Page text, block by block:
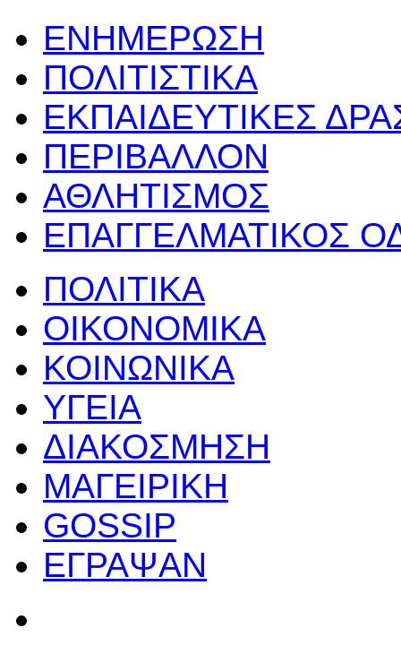
ΕΝΗΜΕΡΩΣΗ
ΠΟΛΙΤΙΣΤΙΚΑ
ΕΚΠΑΙΔΕΥΤΙΚΕΣ
ΠΕΡΙΒΑΛΛΟΝ
ΑΘΛΗΤΙΣΜΟΣ
ΕΠΑΓΓΕΛΜΑΤΙΚΟΣ
ΠΟΛΙΤΙΚΑ
ΟΙΚΟΝΟΜΙΚΑ
ΚΟΙΝΩΝΙΚΑ
ΥΓΕΙΑ
ΔΙΑΚΟΣΜΗΣΗ
ΜΑΓΕΙΡΙΚΗ
GOSSIP
ΕΓΡΑΨΑΝ